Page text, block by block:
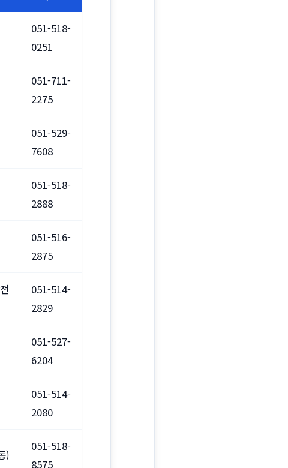
051-518-
0251
051-711-
2275
051-529-
7608
051-518-
2888
051-516-
2875
051-514-
2829
051-527-
6204
051-514-
2080
)
051-518-
8575